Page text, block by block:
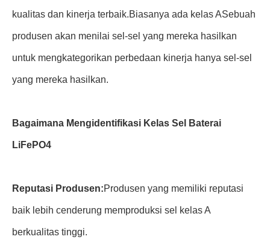
kualitas dan kinerja terbaik.Biasanya ada kelas ASebuah
produsen akan menilai sel-sel yang mereka hasilkan
untuk mengkategorikan perbedaan kinerja hanya sel-sel
yang mereka hasilkan.
Bagaimana Mengidentifikasi Kelas Sel Baterai
LiFePO4
Reputasi Produsen:Produsen yang memiliki reputasi
baik lebih cenderung memproduksi sel kelas A
berkualitas tinggi.